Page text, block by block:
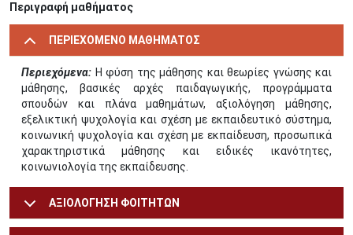
Περιγραφή μαθήματος
ΠΕΡΙΕΧΟΜΕΝΟ ΜΑΘΗΜΑΤΟΣ
Περιεχόμενα: Η φύση της μάθησης και θεωρίες γνώσης και
μάθησης, βασικές αρχές παιδαγωγικής, προγράμματα
σπουδών και πλάνα μαθημάτων, αξιολόγηση μάθησης,
εξελικτική ψυχολογία και σχέση με εκπαιδευτικό σύστημα,
κοινωνική ψυχολογία και σχέση με εκπαίδευση, προσωπικά
χαρακτηριστικά μάθησης και ειδικές ικανότητες,
κοινωνιολογία της εκπαίδευσης.
ΑΞΙΟΛΟΓΗΣΗ ΦΟΙΤΗΤΩΝ